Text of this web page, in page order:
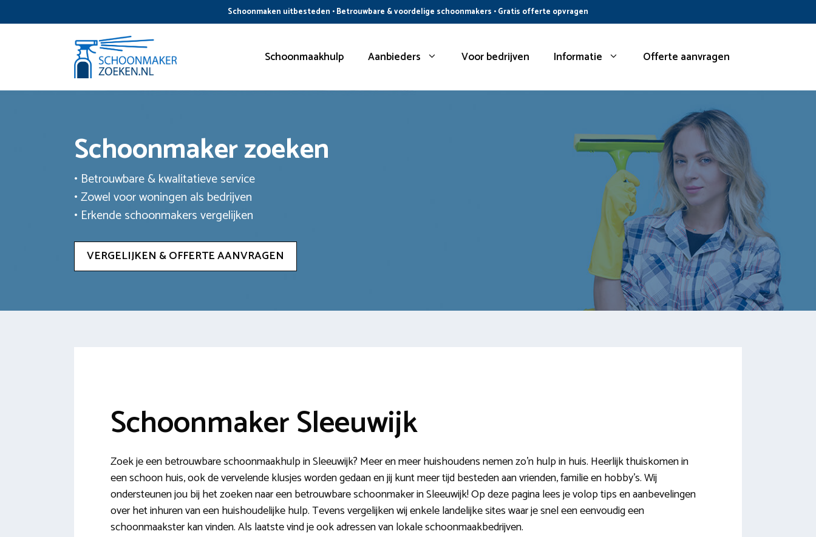
naar
Schoonmaken uitbesteden • Betrouwbare & voordelige schoonmakers • Gratis offerte opvragen
Schoonmaakhulp Aanbieders Voor bedrijven Informatie Offerte aanvragen
Schoonmaker zoeken
• Betrouwbare & kwalitatieve service
• Zowel voor woningen als bedrijven
• Erkende schoonmakers vergelijken
VERGELIJKEN & OFFERTE AANVRAGEN
Schoonmaker Sleeuwijk
Zoek je een betrouwbare schoonmaakhulp in Sleeuwijk? Meer en meer huishoudens nemen zo’n hulp in huis. Heerlijk thuiskomen in
een schoon huis, ook de vervelende klusjes worden gedaan en jij kunt meer tijd besteden aan vrienden, familie en hobby’s. Wij
ondersteunen jou bij het zoeken naar een betrouwbare schoonmaker in Sleeuwijk! Op deze pagina lees je volop tips en aanbevelingen
over het inhuren van een huishoudelijke hulp. Tevens vergelijken wij enkele landelijke sites waar je snel een eenvoudig een
schoonmaakster kan vinden. Als laatste vind je ook adressen van lokale schoonmaakbedrijven.